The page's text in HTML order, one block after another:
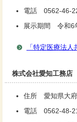
電話 0562-46-
展示期間 令和6
「特定医療法
株式会社愛知工務店
住所 愛知県大府
電話 0562-48-